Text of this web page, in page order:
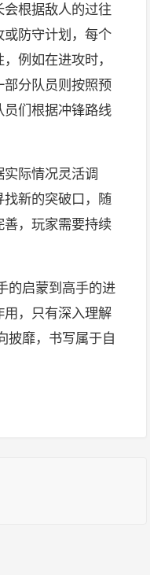
根据敌人的过往
防守计划，每个
例如在进攻时，
分队员则按照预
们根据冲锋路线
际情况灵活调
新的突破口，随
，玩家需要持续
的启蒙到高手的进
用，只有深入理解
披靡，书写属于自